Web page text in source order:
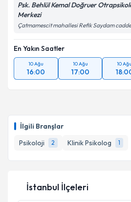
İlgili Branşlar
Psikoloji
2 Klinik Psikolog 1
Psk. Behlül Kemal Doğruer
Merkezi
Çatmamescit mahallesi Refik Saydam
En Yakın Saatler
10 Ağu
16:00
10 Ağu
17:00
10 Ağu
İstanbul İlçeleri